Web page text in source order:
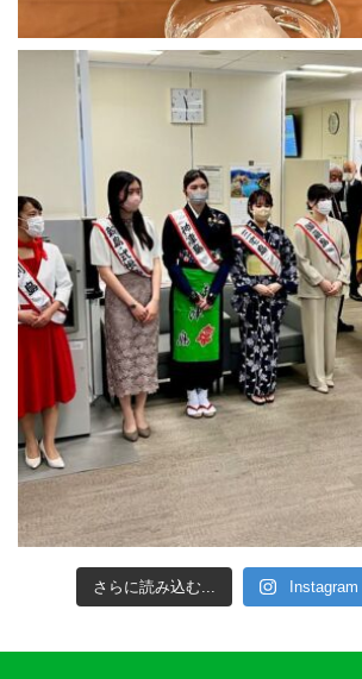
さらに読み込む...